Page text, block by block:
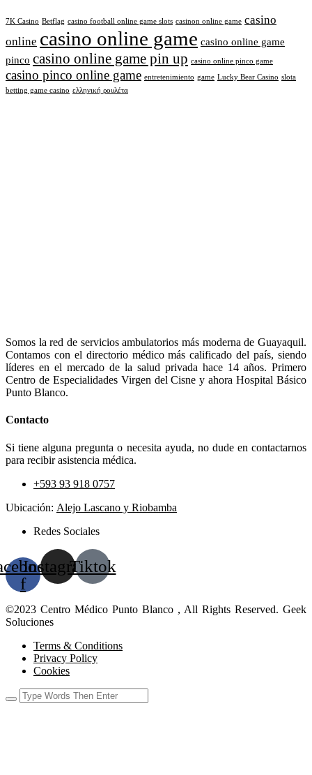
7K Casino Betflag casino football online game slots casinon online game casino
online casino online game casino online game
pinco casino online game pin up casino online pinco game
casino pinco online game entretenimiento game Lucky Bear Casino slota
betting game casino ελληνική ρουλέτα
Somos la red de servicios ambulatorios más moderna de Guayaquil.
Contamos con el directorio médico más calificado del país, siendo
líderes en el mercado de la salud privada hace 14 años. Primero
Centro de Especialidades Virgen del Cisne y ahora Hospital Básico
Punto Blanco.
Contacto
Si tiene alguna pregunta o necesita ayuda, no dude en contactarnos
para recibir asistencia médica.
+593 93 918 0757
Ubicación: Alejo Lascano y Riobamba
Redes Sociales
f
InstagramTiktok
©2023 Centro Médico Punto Blanco , All Rights Reserved. Geek
Soluciones
Terms & Conditions
Privacy Policy
Cookies